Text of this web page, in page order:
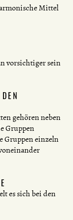
Mittel
vorsichtiger sein
gehören neben
Gruppen
Gruppen einzeln
es sich bei den